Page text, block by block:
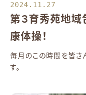
2024.11.27
第３育秀苑地
康体操！
毎月のこの時間を皆さ
す。